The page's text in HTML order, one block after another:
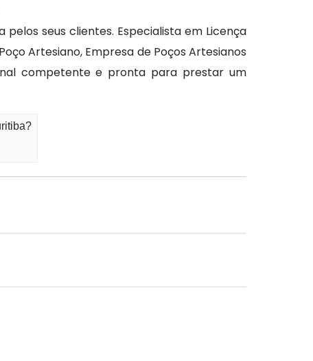
seus clientes. Especialista em Licença
Artesiano, Empresa de Poços Artesianos
competente e pronta para prestar um